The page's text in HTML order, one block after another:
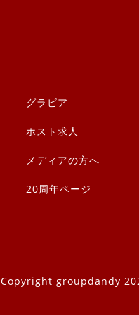
グラビア
ホスト求人
メディアの方へ
20周年ページ
Copyright groupdandy